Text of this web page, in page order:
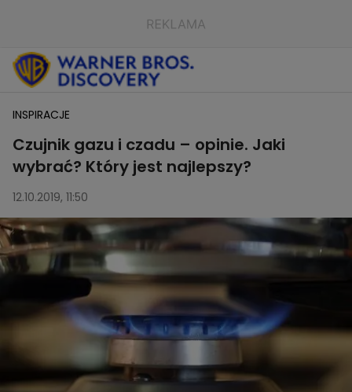
INSPIRACJE
Czujnik gazu i czadu – opinie. Jaki
wybrać? Który jest najlepszy?
12.10.2019, 11:50